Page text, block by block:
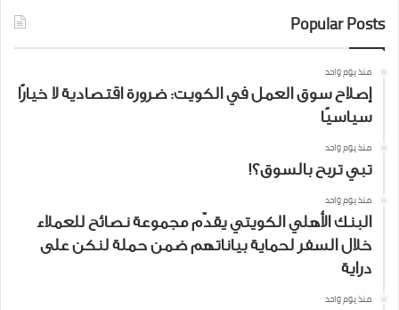
Popular Posts
منذ يوم واحد
إصلاح سوق العمل في الكويت: ضرورة اقتصادية لا خيارًا
سياسيًا
منذ يوم واحد
تبي تربح بالسوق؟!
منذ يوم واحد
البنك الأهلي الكويتي يقدّم مجموعة نصائح للعملاء
خلال السفر لحماية بياناتهم ضمن حملة لنكن على
دراية
منذ يوم واحد